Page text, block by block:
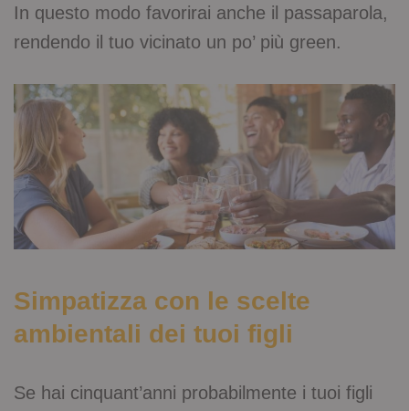
In questo modo favorirai anche il passaparola,
rendendo il tuo vicinato un po’ più green.
Simpatizza con le scelte
ambientali dei tuoi figli
Se hai cinquant’anni probabilmente i tuoi figli